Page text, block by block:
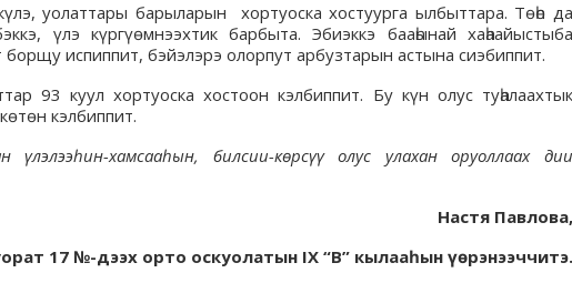
уолаттары барыларын хортуоска хостуурга ылбыттара. Төһө да
үлэ күргүөмнээхтик барбыта. Эбиэккэ бааһынай хаһаайыстыба
борщу испиппит, бэйэлэрэ олорпут арбузтарын астына сиэбиппит.
93 куул хортуоска хостоон кэлбиппит. Бу күн олус туһалаахтык
кэлбиппит.
үлэлээһин-хамсааһын, билсии-көрсүү олус улахан оруоллаах дии
Настя Павлова,
17 №-дээх орто оскуолатын IX “В” кылааһын үөрэнээччитэ.